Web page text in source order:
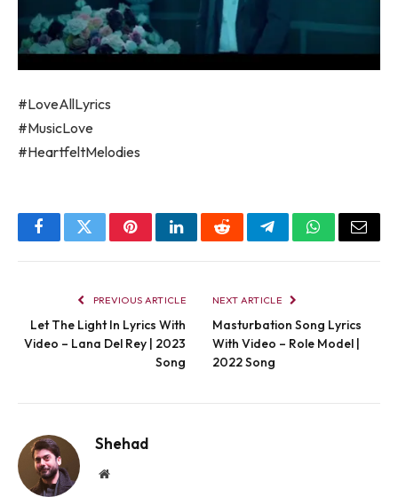
#LoveAllLyrics
#MusicLove
#HeartfeltMelodies
FacebookTwitterPinterestLinkedInRedditTelegramWhatsApp
Email
PREVIOUS ARTICLE
Let The Light In Lyrics With
Video – Lana Del Rey | 2023
Song
NEXT ARTICLE
Masturbation Song Lyrics
With Video – Role Model |
2022 Song
Shehad
Website